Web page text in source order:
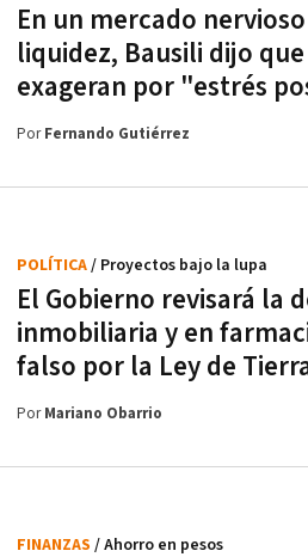
En un mercado
liquidez, Bausili dijo
exageran por "estrés
PorFernando Gutiérrez
El Gobierno revisará la
inmobiliaria y en
falso por la Ley de
POLÍTICA/ Proyectos bajo la lupa
PorMariano Obarrio
FINANZAS / Ahorro en pesos